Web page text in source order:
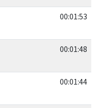
00:01:53
00:01:48
00:01:44